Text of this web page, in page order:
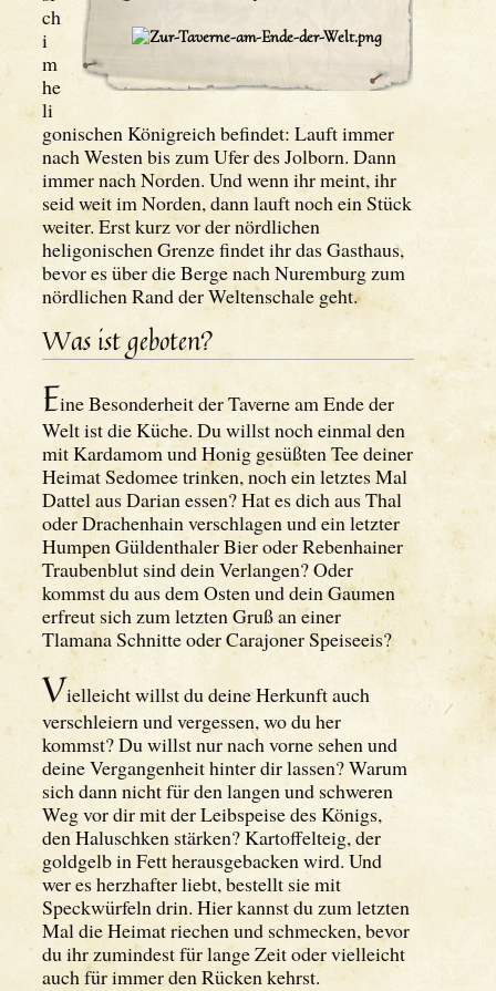
ch
i
m
he
li
gonischen Königreich befindet: Lauft immer
nach Westen bis zum Ufer des Jolborn. Dann
immer nach Norden. Und wenn ihr meint, ihr
seid weit im Norden, dann lauft noch ein Stück
weiter. Erst kurz vor der nördlichen
heligonischen Grenze findet ihr das Gasthaus,
bevor es über die Berge nach Nuremburg zum
nördlichen Rand der Weltenschale geht.
Was ist geboten?
Eine Besonderheit der Taverne am Ende der
Welt ist die Küche. Du willst noch einmal den
mit Kardamom und Honig gesüßten Tee deiner
Heimat Sedomee trinken, noch ein letztes Mal
Dattel aus Darian essen? Hat es dich aus Thal
oder Drachenhain verschlagen und ein letzter
Humpen Güldenthaler Bier oder Rebenhainer
Traubenblut sind dein Verlangen? Oder
kommst du aus dem Osten und dein Gaumen
erfreut sich zum letzten Gruß an einer
Tlamana Schnitte oder Carajoner Speiseeis?
Vielleicht willst du deine Herkunft auch
verschleiern und vergessen, wo du her
kommst? Du willst nur nach vorne sehen und
deine Vergangenheit hinter dir lassen? Warum
sich dann nicht für den langen und schweren
Weg vor dir mit der Leibspeise des Königs,
den Haluschken stärken? Kartoffelteig, der
goldgelb in Fett herausgebacken wird. Und
wer es herzhafter liebt, bestellt sie mit
Speckwürfeln drin. Hier kannst du zum letzten
Mal die Heimat riechen und schmecken, bevor
du ihr zumindest für lange Zeit oder vielleicht
auch für immer den Rücken kehrst.